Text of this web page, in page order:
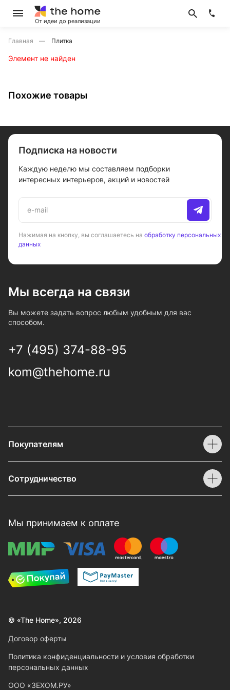
От идеи до реализации
Главная Плитка
Элемент не найден
Похожие товары
Подписка на новости
Каждую неделю мы составляем подборки
интересных интерьеров, акций и новостей
Нажимая на кнопку, вы соглашаетесь на обработку персональных
данных
Мы всегда на связи
Вы можете задать вопрос любым удобным для вас
способом.
+7 (495) 374-88-95
kom@thehome.ru
Покупателям
Сотрудничество
Мы принимаем к оплате
© «The Home», 2026
Договор оферты
Политика конфиденциальности и условия обработки
персональных данных
ООО «ЗЕХОМ.РУ»